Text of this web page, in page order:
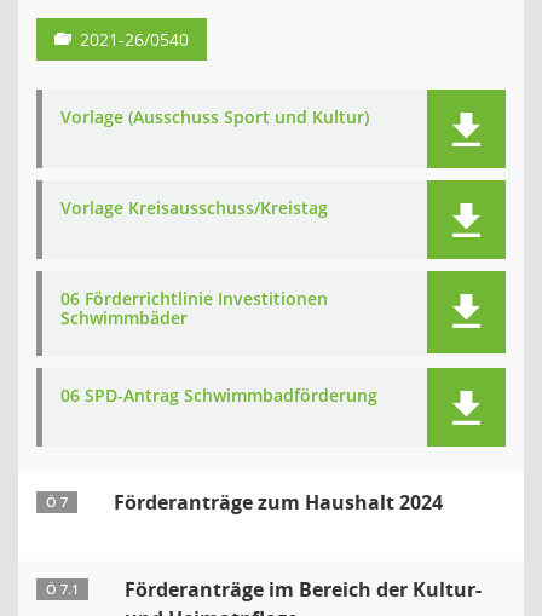
2021-26/0540
Vorlage (Ausschuss Sport und Kultur)
Vorlage Kreisausschuss/Kreistag
06 Förderrichtlinie Investitionen
Schwimmbäder
06 SPD-Antrag Schwimmbadförderung
Ö 7 Förderanträge zum Haushalt 2024
Ö 7.1
Förderanträge im Bereich der Kultur-